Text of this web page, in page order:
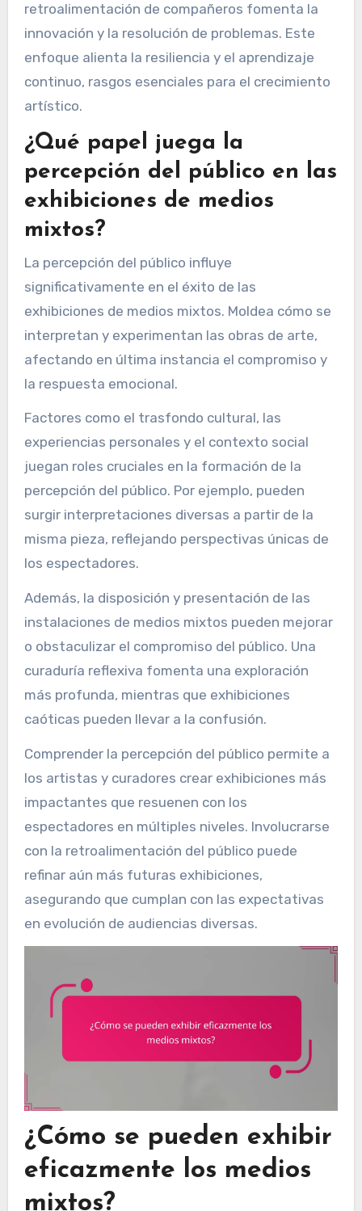
retroalimentación de compañeros fomenta la
innovación y la resolución de problemas. Este
enfoque alienta la resiliencia y el aprendizaje
continuo, rasgos esenciales para el crecimiento
artístico.
¿Qué papel juega la
percepción del público en las
exhibiciones de medios
mixtos?
La percepción del público influye
significativamente en el éxito de las
exhibiciones de medios mixtos. Moldea cómo se
interpretan y experimentan las obras de arte,
afectando en última instancia el compromiso y
la respuesta emocional.
Factores como el trasfondo cultural, las
experiencias personales y el contexto social
juegan roles cruciales en la formación de la
percepción del público. Por ejemplo, pueden
surgir interpretaciones diversas a partir de la
misma pieza, reflejando perspectivas únicas de
los espectadores.
Además, la disposición y presentación de las
instalaciones de medios mixtos pueden mejorar
o obstaculizar el compromiso del público. Una
curaduría reflexiva fomenta una exploración
más profunda, mientras que exhibiciones
caóticas pueden llevar a la confusión.
Comprender la percepción del público permite a
los artistas y curadores crear exhibiciones más
impactantes que resuenen con los
espectadores en múltiples niveles. Involucrarse
con la retroalimentación del público puede
refinar aún más futuras exhibiciones,
asegurando que cumplan con las expectativas
en evolución de audiencias diversas.
¿Cómo se pueden exhibir
eficazmente los medios
mixtos?